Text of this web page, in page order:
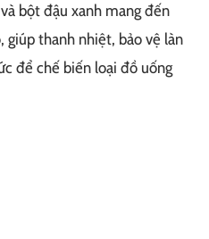
bột đậu xanh mang đến
giúp thanh nhiệt, bảo vệ làn
để chế biến loại đồ uống